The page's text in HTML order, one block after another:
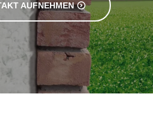
AUFNEHMEN